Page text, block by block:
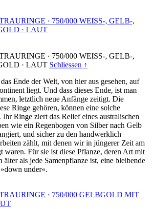
· 750/000 WEISS-, GELB-,
· LAUT
· 750/000 WEISS-, GELB-,
· LAUT Schliessen ↑
Ende der Welt, von hier aus gesehen, auf
liegt. Und dass dieses Ende, ist man
letztlich neue Anfänge zeitigt. Die
Ringe gehören, können eine solche
Ihr Ringe ziert das Relief eines australischen
wie ein Regenbogen von Silber nach Gelb
und sicher zu den handwerklich
zählt, mit denen wir in jüngerer Zeit am
waren. Für sie ist diese Pflanze, deren Art mit
als jede Samenpflanze ist, eine bleibende
under«.
· 750/000 GELBGOLD MIT